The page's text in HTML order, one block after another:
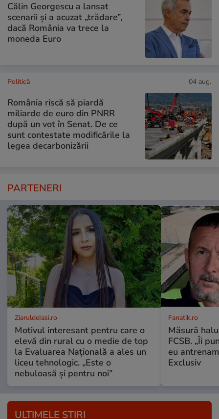
Călin Georgescu a lansat
scenarii și a acuzat „trădare”,
dacă România va trece la
moneda Euro
Politică 04 aug.
România riscă să piardă
miliarde de euro din PNRR
după un vot în Senat. De ce
sunt contestate modificările la
legea decarbonizării
PARTENERI
ZiaruldeIasi.ro
Motivul interesant pentru care o
elevă din rural cu o medie de top
la Evaluarea Națională a ales un
liceu tehnologic. „Este o
nebuloasă și pentru noi”
Fanatik.ro
Măsură
FCSB. „Îi
eu
Exclusiv
ULTIMELE ȘTIRI